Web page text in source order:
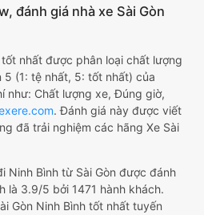
đánh giá nhà xe Sài Gòn
nhất được phân loại chất lượng
(1: tệ nhất, 5: tốt nhất) của
như: Chất lượng xe, Đúng giờ,
. Đánh giá này được viết
đã trải nghiệm các hãng Xe Sài
Ninh Bình từ Sài Gòn được đánh
là 3.9/5 bởi 1471 hành khách.
Gòn Ninh Bình tốt nhất tuyến